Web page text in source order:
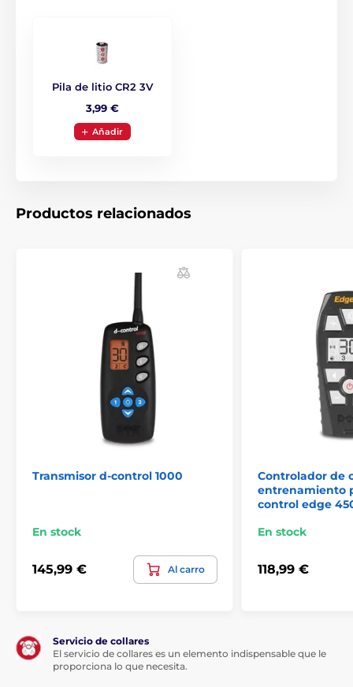
Accesorios Collares de adiestramiento
Transmisores para collares de adiestramiento
Dogtrace
Pila de litio CR2 3V
3,99 €
Aňadir
Productos relacionados
Transmisor d-control 1000
En stock
145,99 € Al carro
Controlador de
entrenamiento
control edge
En stock
118,99 €
Servicio de collares
El servicio de collares es un elemento indispensable que le
proporciona lo que necesita.